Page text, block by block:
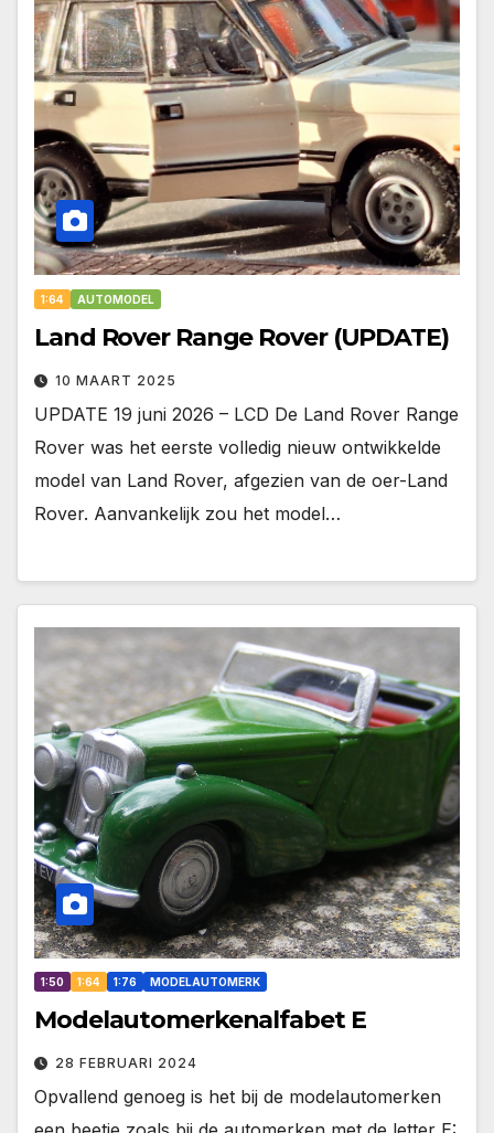
1:64 AUTOMODEL
Land Rover Range Rover (UPDATE)
10 MAART 2025
UPDATE 19 juni 2026 – LCD De Land Rover Range
Rover was het eerste volledig nieuw ontwikkelde
model van Land Rover, afgezien van de oer-Land
Rover. Aanvankelijk zou het model…
1:50 1:64 1:76 MODELAUTOMERK
Modelautomerkenalfabet E
28 FEBRUARI 2024
Opvallend genoeg is het bij de modelautomerken